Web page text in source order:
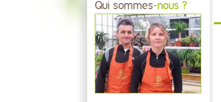
Qui sommes-nous ?